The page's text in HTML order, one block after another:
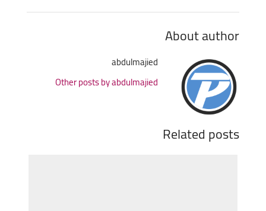
About author
abdulmajied
Other posts by abdulmajied
Related posts